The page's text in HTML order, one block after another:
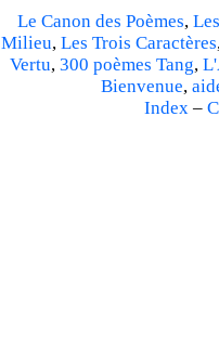
Le Canon des Poèmes,
Milieu, Les Trois Caractères
Vertu, 300 poèmes Tang,
Bienvenue,
Index–